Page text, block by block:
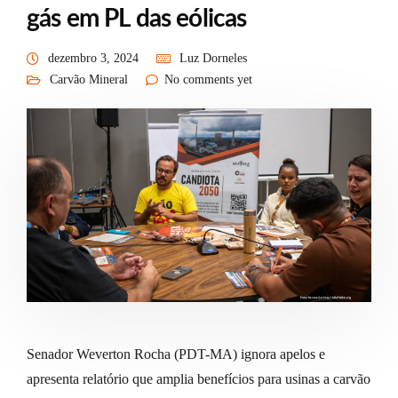
gás em PL das eólicas
dezembro 3, 2024
Luz Dorneles
Carvão Mineral
No comments yet
Senador Weverton Rocha (PDT-MA) ignora apelos e
apresenta relatório que amplia benefícios para usinas a carvão